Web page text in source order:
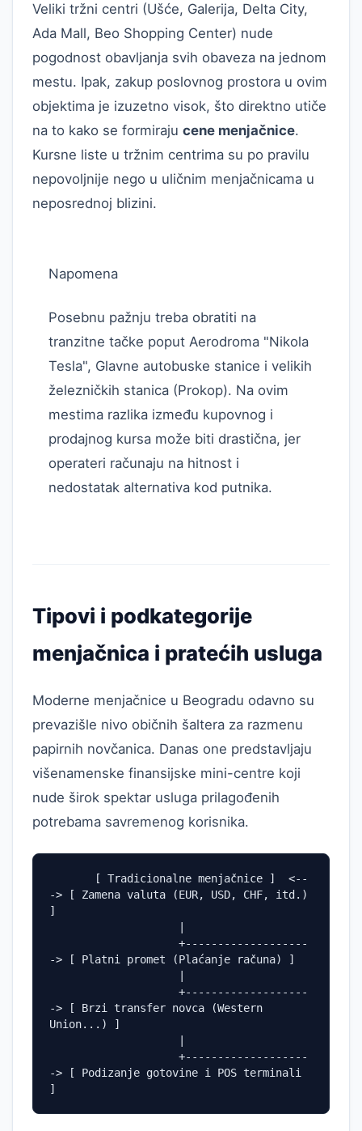
Veliki tržni centri (Ušće, Galerija, Delta City,
Ada Mall, Beo Shopping Center) nude
pogodnost obavljanja svih obaveza na jednom
mestu. Ipak, zakup poslovnog prostora u ovim
objektima je izuzetno visok, što direktno utiče
na to kako se formiraju cene menjačnice.
Kursne liste u tržnim centrima su po pravilu
nepovoljnije nego u uličnim menjačnicama u
neposrednoj blizini.
Napomena
Posebnu pažnju treba obratiti na
tranzitne tačke poput Aerodroma "Nikola
Tesla", Glavne autobuske stanice i velikih
železničkih stanica (Prokop). Na ovim
mestima razlika između kupovnog i
prodajnog kursa može biti drastična, jer
operateri računaju na hitnost i
nedostatak alternativa kod putnika.
Tipovi i podkategorije
menjačnica i pratećih usluga
Moderne menjačnice u Beogradu odavno su
prevazišle nivo običnih šaltera za razmenu
papirnih novčanica. Danas one predstavljaju
višenamenske finansijske mini-centre koji
nude širok spektar usluga prilagođenih
potrebama savremenog korisnika.
-> [ Zamena valuta (EUR, USD, CHF, itd.)
]
-> [ Platni promet (Plaćanje računa) ]
-> [ Brzi transfer novca (Western
Union...) ]
-> [ Podizanje gotovine i POS terminali
]